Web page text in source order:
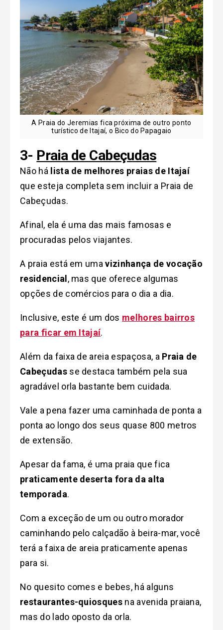
A Praia do Jeremias fica próxima de outro ponto
turístico de Itajaí, o Bico do Papagaio
3- Praia de Cabeçudas
Não há lista de melhores praias de Itajaí
que esteja completa sem incluir a Praia de
Cabeçudas.
Afinal, ela é uma das mais famosas e
procuradas pelos viajantes.
A praia está em umavizinhança de vocação
residencial , mas que oferece algumas
opções de comércios para o dia a dia.
Inclusive, este é um dos melhores bairros
para ficar em Itajaí.
Além da faixa de areia espaçosa, a Praia de
Cabeçudasse destaca também pela sua
agradável orla bastante bem cuidada.
Vale a pena fazer uma caminhada de ponta a
ponta ao longo dos seus quase 800 metros
de extensão.
Apesar da fama, é uma praia que fica
praticamente deserta fora da alta
temporada.
Com a exceção de um ou outro morador
caminhando pelo calçadão à beira-mar, você
terá a faixa de areia praticamente apenas
para si.
No quesito comes e bebes, há alguns
restaurantes-quiosques na avenida praiana,
mas do lado oposto da orla.